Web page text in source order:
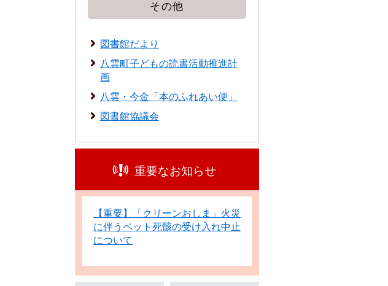
その他
図書館だより
八雲町子どもの読書活動推進計
画
八雲・今金「本のふれあい便」
図書館協議会
重要なお知らせ
【重要】「クリーンおしま」火災
に伴うペット死骸の受け入れ中止
について